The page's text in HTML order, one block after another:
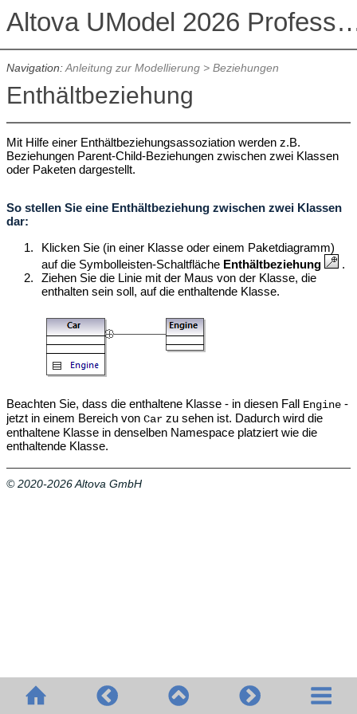
Altova UModel 2026
Navigation:Anleitung zur Modellierung> Beziehungen
Enthältbeziehung
Mit Hilfe einer Enthältbeziehungsassoziation werden z.B.
Beziehungen Parent-Child-Beziehungen zwischen zwei Klassen
oder Paketen dargestellt.
So stellen Sie eine Enthältbeziehung zwischen zwei Klassen
dar:
1.
Klicken Sie (in einer Klasse oder einem Paketdiagramm)
auf die Symbolleisten-Schaltfläche Enthältbeziehung
.
2.
Ziehen Sie die Linie mit der Maus von der Klasse, die
enthalten sein soll, auf die enthaltende Klasse.
Beachten Sie, dass die enthaltene Klasse - in diesen Fall Engine-
jetzt in einem Bereich von Carzu sehen ist. Dadurch wird die
enthaltene Klasse in denselben Namespace platziert wie die
enthaltende Klasse.
© 2020-2026 Altova GmbH